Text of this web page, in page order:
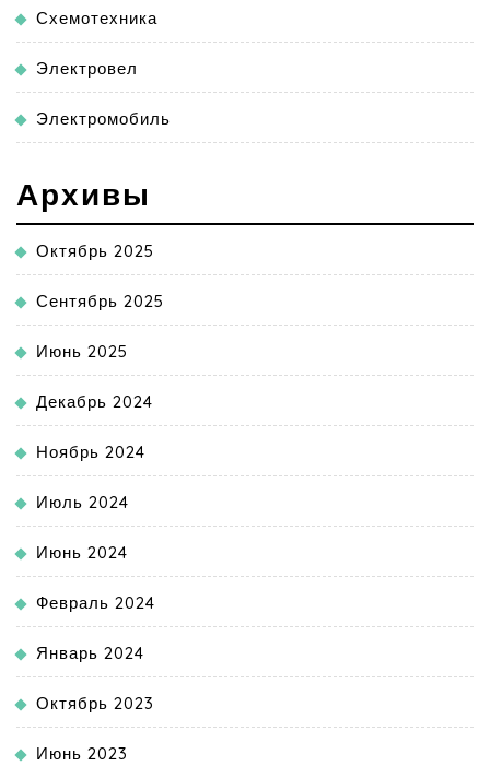
Схемотехника
Электровел
Электромобиль
Архивы
Октябрь 2025
Сентябрь 2025
Июнь 2025
Декабрь 2024
Ноябрь 2024
Июль 2024
Июнь 2024
Февраль 2024
Январь 2024
Октябрь 2023
Июнь 2023